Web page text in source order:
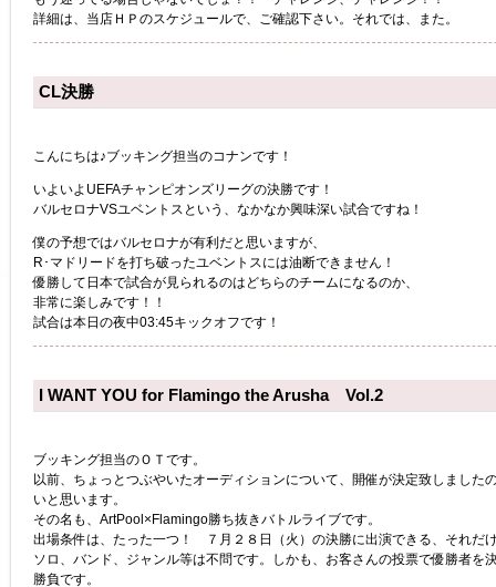
詳細は、当店ＨＰのスケジュールで、ご確認下さい。それでは、また。
CL決勝
こんにちは♪ブッキング担当のコナンです！
いよいよUEFAチャンピオンズリーグの決勝です！
バルセロナVSユベントスという、なかなか興味深い試合ですね！
僕の予想ではバルセロナが有利だと思いますが、
R･マドリードを打ち破ったユベントスには油断できません！
優勝して日本で試合が見られるのはどちらのチームになるのか、
非常に楽しみです！！
試合は本日の夜中03:45キックオフです！
I WANT YOU for Flamingo the Arusha Vol.2
ブッキング担当のＯＴです。
以前、ちょっとつぶやいたオーディションについて、開催が決定致しました
いと思います。
その名も、ArtPool×Flamingo勝ち抜きバトルライブです。
出場条件は、たった一つ！ ７月２８日（火）の決勝に出演できる、それだ
ソロ、バンド、ジャンル等は不問です。しかも、お客さんの投票で優勝者を
勝負です。